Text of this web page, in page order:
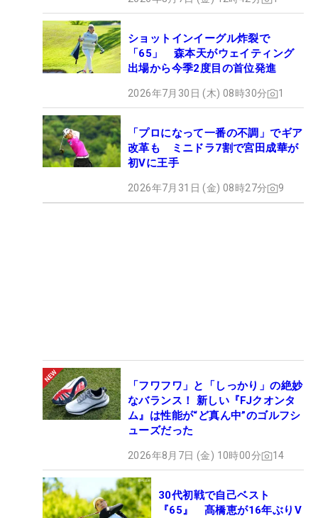
ショットインイーグル炸裂で
「65」 森本天がウェイティング
出場から今季2度目の首位発進
2026年7月30日 (木) 08時30分 1
「プロになって一番の不調」でギア
改革も ミニドラ7割で宮田成華が
初Vに王手
2026年7月31日 (金) 08時27分 9
「フワフワ」と「しっかり」の絶妙
なバランス！ 新しい『FJクオンタ
ム』は性能が“ど真ん中”のゴルフシ
ューズだった
2026年8月7日 (金) 10時00分 14
30代初戦で自己ベスト
『65』 髙橋恵が16年ぶりV